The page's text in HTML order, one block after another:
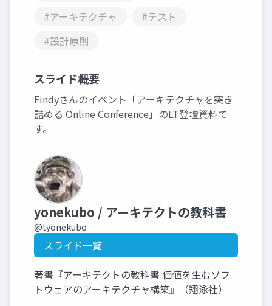
#アーキテクチャ
#テスト
#設計原則
スライド概要
Findyさんのイベント「アーキテクチャを突き
詰める Online Conference」のLT登壇資料で
す。
yonekubo / アーキテクトの教科書
@tyonekubo
スライド一覧
著書『アーキテクトの教科書 価値を生むソフ
トウェアのアーキテクチャ構築』（翔泳社）